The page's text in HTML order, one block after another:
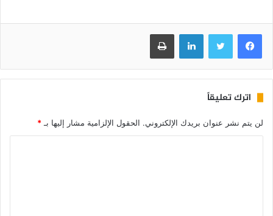
فيسبوك تويتر لينكدإن طباعة
اترك تعليقاً
لن يتم نشر عنوان بريدك الإلكتروني. الحقول الإلزامية مشار إليها بـ *